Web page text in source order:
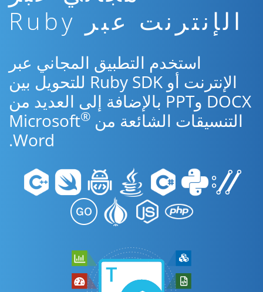
الإنترنت عبر Ruby
استخدم التطبيق المجاني عبر
الإنترنت أو Ruby SDK للتحويل بين
DOCX وPPT بالإضافة إلى العديد من
التنسيقات الشائعة من Microsoft ®
Word.